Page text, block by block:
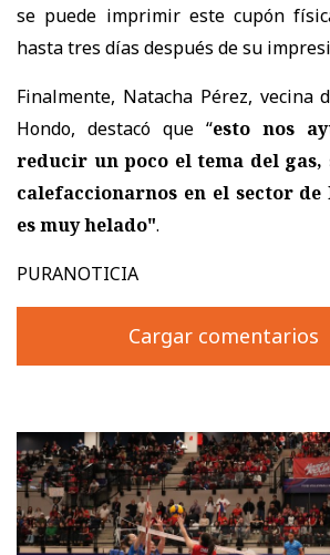
se puede imprimir este cupón
hasta tres días después de su
Finalmente, Natacha Pérez, vecina
Hondo, destacó que “esto nos
reducir un poco el tema del
calefaccionarnos en el sector de
es muy helado".
PURANOTICIA
Cargar comentarios